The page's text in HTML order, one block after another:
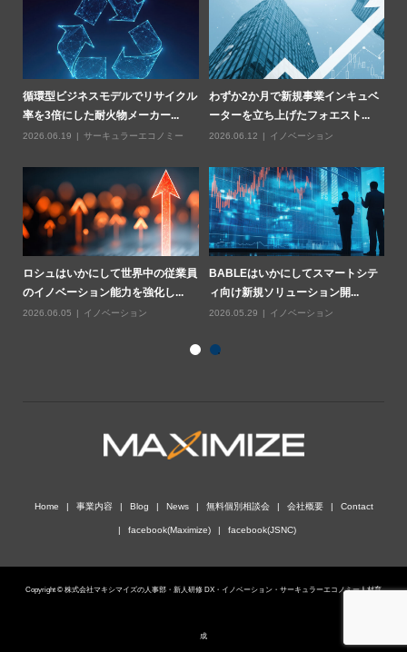
循環型ビジネスモデルでリサイクル
率を3倍にした耐火物メーカー...
2026.06.19 サーキュラーエコノミー
わずか2か月で新規事業インキュベ
ーターを立ち上げたフォエスト...
2026.06.12 イノベーション
ロシュはいかにして世界中の従業員
のイノベーション能力を強化し...
2026.06.05 イノベーション
BABLEはいかにしてスマートシテ
ィ向け新規ソリューション開...
2026.05.29 イノベーション
Home 事業内容 Blog News 無料個別相談会 会社概要 Contact
facebook(Maximize) facebook(JSNC)
Copyright © 株式会社マキシマイズの人事部・新人研修 DX・イノベーション・サーキュラーエコノミー人材育
成